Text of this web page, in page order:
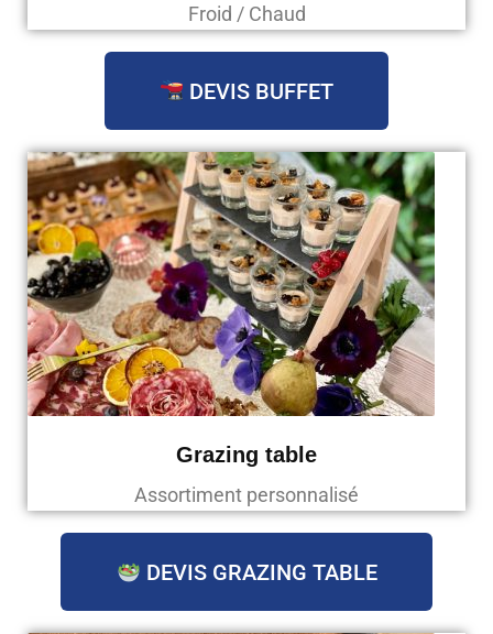
Froid / Chaud
DEVIS BUFFET
Grazing table
Assortiment personnalisé
DEVIS GRAZING TABLE